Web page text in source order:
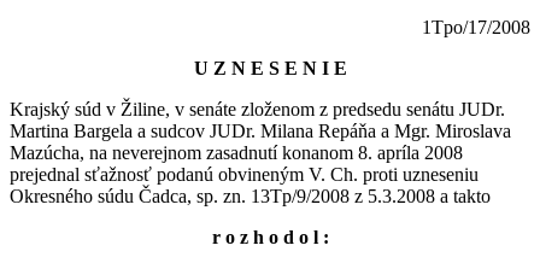
1Tpo/17/2008
U Z N E S E N I E
Krajský súd v Žiline, v senáte zloženom z predsedu senátu JUDr.
Martina Bargela a sudcov JUDr. Milana Repáňa a Mgr. Miroslava
Mazúcha, na neverejnom zasadnutí konanom 8. apríla 2008
prejednal sťažnosť podanú obvineným V. Ch. proti uzneseniu
Okresného súdu Čadca, sp. zn. 13Tp/9/2008 z 5.3.2008 a takto
r o z h o d o l :